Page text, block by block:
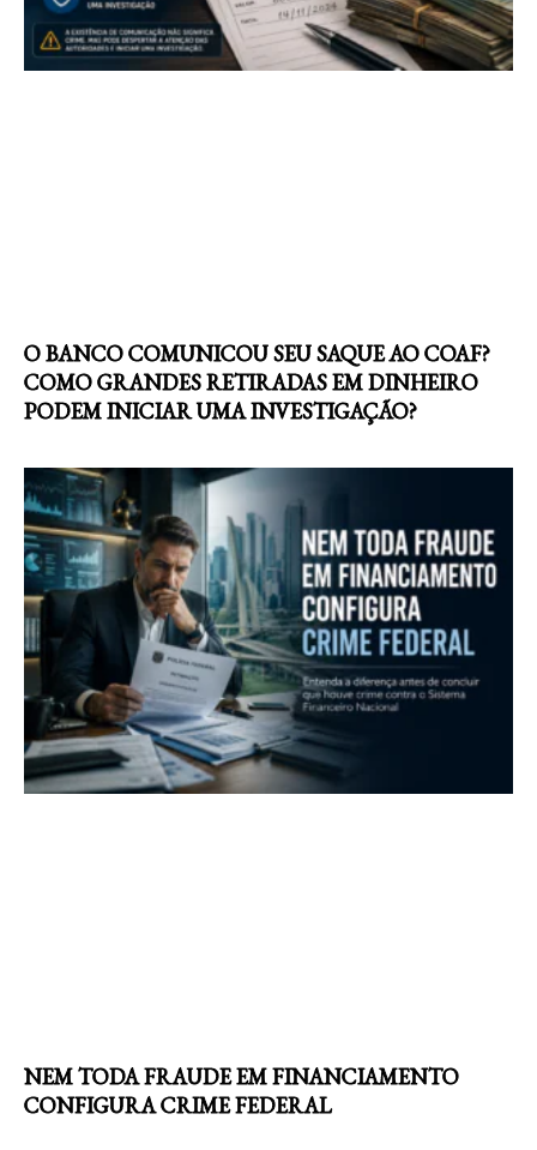
O BANCO COMUNICOU SEU SAQUE AO COAF?
COMO GRANDES RETIRADAS EM DINHEIRO
PODEM INICIAR UMA INVESTIGAÇÃO?
NEM TODA FRAUDE EM FINANCIAMENTO
CONFIGURA CRIME FEDERAL